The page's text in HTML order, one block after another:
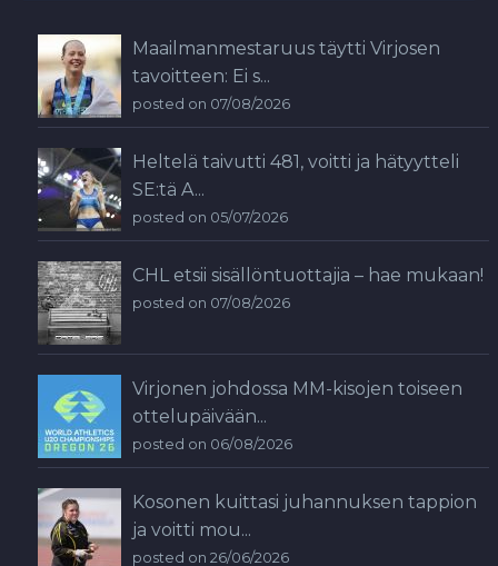
Maailmanmestaruus täytti Virjosen
tavoitteen: Ei s...
posted on 07/08/2026
Heltelä taivutti 481, voitti ja hätyytteli
SE:tä A...
posted on 05/07/2026
CHL etsii sisällöntuottajia – hae mukaan!
posted on 07/08/2026
Virjonen johdossa MM-kisojen toiseen
ottelupäivään...
posted on 06/08/2026
Kosonen kuittasi juhannuksen tappion
ja voitti mou...
posted on 26/06/2026